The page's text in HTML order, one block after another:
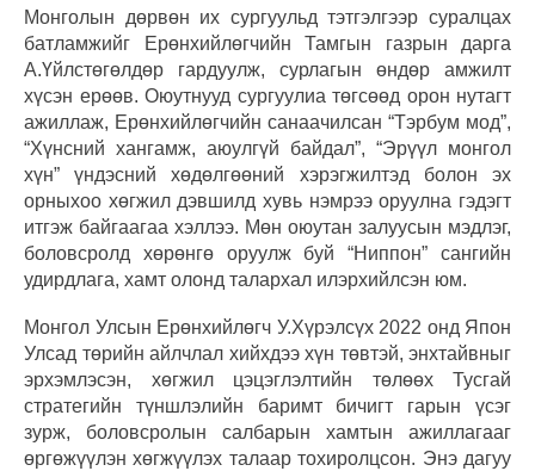
Монголын дөрвөн их сургуульд тэтгэлгээр суралцах
батламжийг Ерөнхийлөгчийн Тамгын газрын дарга
А.Үйлстөгөлдөр гардуулж, сурлагын өндөр амжилт
хүсэн ерөөв. Оюутнууд сургуулиа төгсөөд орон нутагт
ажиллаж, Ерөнхийлөгчийн санаачилсан “Тэрбум мод”,
“Хүнсний хангамж, аюулгүй байдал”, “Эрүүл монгол
хүн” үндэсний хөдөлгөөний хэрэгжилтэд болон эх
орныхоо хөгжил дэвшилд хувь нэмрээ оруулна гэдэгт
итгэж байгаагаа хэллээ. Мөн оюутан залуусын мэдлэг,
боловсролд хөрөнгө оруулж буй “Ниппон” сангийн
удирдлага, хамт олонд талархал илэрхийлсэн юм.
Монгол Улсын Ерөнхийлөгч У.Хүрэлсүх 2022 онд Япон
Улсад төрийн айлчлал хийхдээ хүн төвтэй, энхтайвныг
эрхэмлэсэн, хөгжил цэцэглэлтийн төлөөх Тусгай
стратегийн түншлэлийн баримт бичигт гарын үсэг
зурж, боловсролын салбарын хамтын ажиллагааг
өргөжүүлэн хөгжүүлэх талаар тохиролцсон. Энэ дагуу